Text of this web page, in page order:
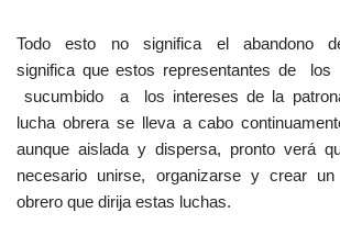
Todo esto no significa el abandono
significa que estos representantes de
sucumbido a los intereses de la
lucha obrera se lleva a cabo
aunque aislada y dispersa, pronto verá
necesario unirse, organizarse y crear un
obrero que dirija estas luchas.